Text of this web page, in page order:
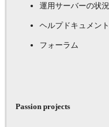
運用サーバーの状況
ヘルプドキュメント
フォーラム
Passion projects